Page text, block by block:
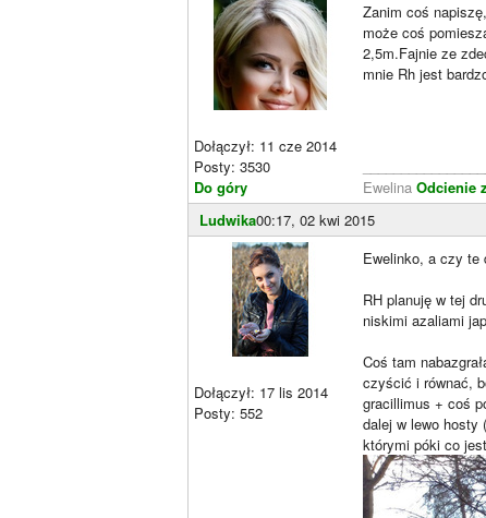
Dołączył: 11 cze 2014
Posty: 3530
Do góry
Zanim coś
może coś
2,5m.Fajnie ze
mnie Rh jest
Ewelina Odcienie
Ludwika00:17, 02 kwi 2015
Dołączył: 17 lis 2014
Posty: 552
Ewelinko, a czy te
RH planuję w tej
niskimi azaliami
Coś tam
czyścić i równać,
gracillimus + coś
dalej w lewo hosty
którymi póki co